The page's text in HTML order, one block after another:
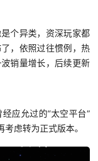
个异类，资深玩家都
，依照过往惯例，热
销量增长，后续更新
应允过的“太空平台”
考虑转为正式版本。